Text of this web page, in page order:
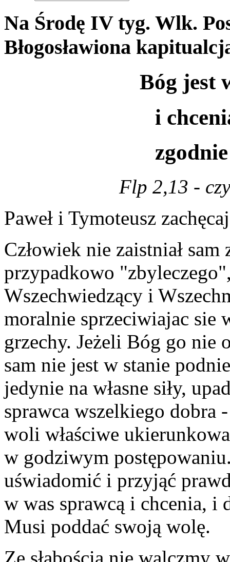
Na Środę IV tyg. Wlk.
Błogosławiona
Bóg jest
i
Flp 2,13 -
Paweł i Tymoteusz
Człowiek nie zaistniał
przypadkowo
Wszechwiedzący i
moralnie sprzeciwiajac sie
grzechy. Jeżeli Bóg go nie
sam nie jest w stanie
jedynie na własne siły,
sprawca wszelkiego dobra
woli właściwe
w godziwym
uświadomić i przyjąć
w was sprawcą i chcenia, i
Musi poddać swoją wolę.